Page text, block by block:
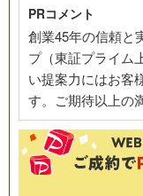
PRコメント
創業45年の信頼と
プ（東証プライム
い提案力にはお客
す。ご期待以上の